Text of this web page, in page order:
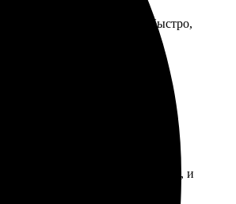
смотрятся. Доставили быстро,
на сайте, выбрала формат, и